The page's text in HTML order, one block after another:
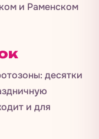
и Раменском
десятки
и для